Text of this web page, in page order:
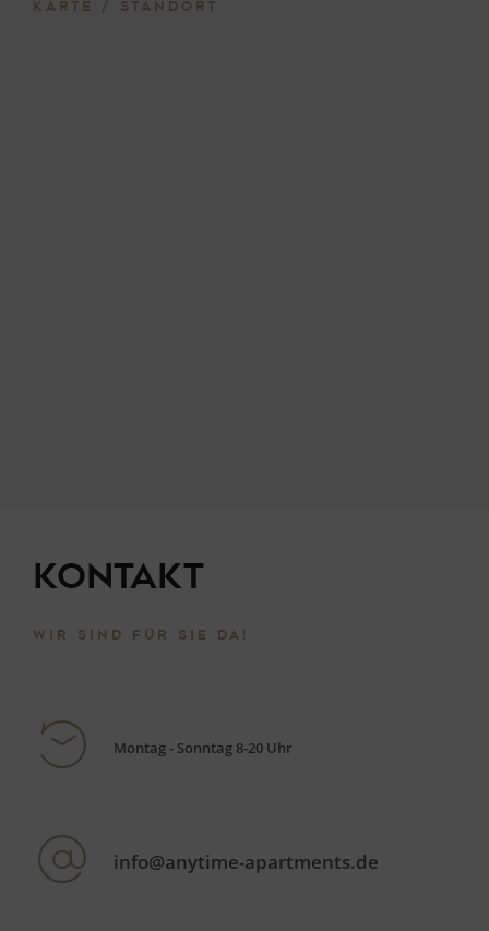
KARTE / STANDORT
Kontakt
WIR SIND FÜR SIE DA!
Montag - Sonntag 8-20 Uhr
info@anytime-apartments.de